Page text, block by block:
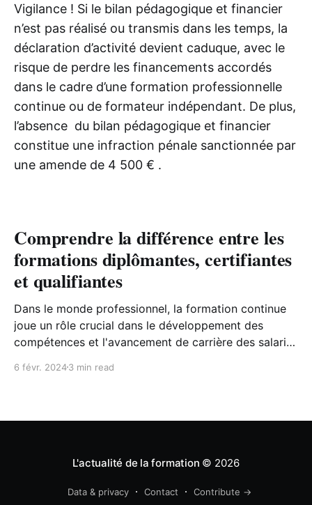
Vigilance ! Si le bilan pédagogique et financier
n’est pas réalisé ou transmis dans les temps, la
déclaration d’activité devient caduque, avec le
risque de perdre les financements accordés
dans le cadre d’une formation professionnelle
continue ou de formateur indépendant. De plus,
l’absence du bilan pédagogique et financier
constitue une infraction pénale sanctionnée par
une amende de 4 500 € .
Comprendre la différence entre les
formations diplômantes, certifiantes
et qualifiantes
Dans le monde professionnel, la formation continue
joue un rôle crucial dans le développement des
compétences et l'avancement de carrière des salariés
au long de sa vie professionnelle et, oui le plan de
6 févr. 20243 min read
L'actualité de la formation © 2026
Data & privacy Contact Contribute →